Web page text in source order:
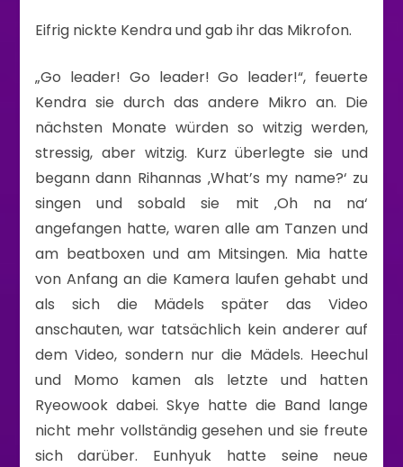
Eifrig nickte Kendra und gab ihr das Mikrofon.
„Go leader! Go leader! Go leader!“, feuerte
Kendra sie durch das andere Mikro an. Die
nächsten Monate würden so witzig werden,
stressig, aber witzig. Kurz überlegte sie und
begann dann Rihannas ‚What’s my name?‘ zu
singen und sobald sie mit ‚Oh na na‘
angefangen hatte, waren alle am Tanzen und
am beatboxen und am Mitsingen. Mia hatte
von Anfang an die Kamera laufen gehabt und
als sich die Mädels später das Video
anschauten, war tatsächlich kein anderer auf
dem Video, sondern nur die Mädels. Heechul
und Momo kamen als letzte und hatten
Ryeowook dabei. Skye hatte die Band lange
nicht mehr vollständig gesehen und sie freute
sich darüber. Eunhyuk hatte seine neue